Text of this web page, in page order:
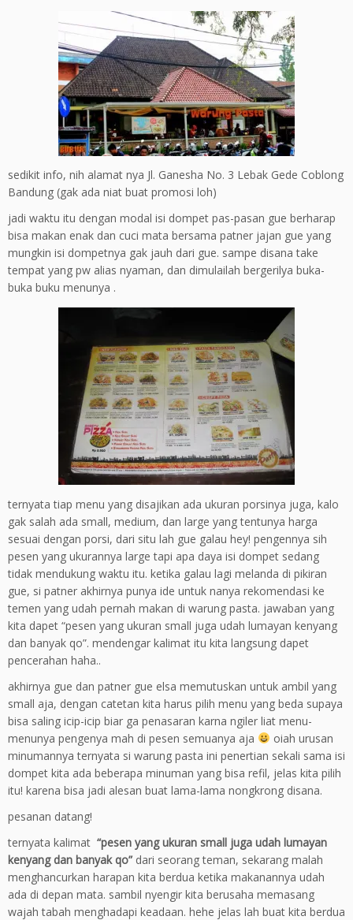
sedikit info, nih alamat nya Jl. Ganesha No. 3 Lebak Gede Coblong
Bandung (gak ada niat buat promosi loh)
jadi waktu itu dengan modal isi dompet pas-pasan gue berharap
bisa makan enak dan cuci mata bersama patner jajan gue yang
mungkin isi dompetnya gak jauh dari gue. sampe disana take
tempat yang pw alias nyaman, dan dimulailah bergerilya buka-
buka buku menunya .
ternyata tiap menu yang disajikan ada ukuran porsinya juga, kalo
gak salah ada small, medium, dan large yang tentunya harga
sesuai dengan porsi, dari situ lah gue galau hey! pengennya sih
pesen yang ukurannya large tapi apa daya isi dompet sedang
tidak mendukung waktu itu. ketika galau lagi melanda di pikiran
gue, si patner akhirnya punya ide untuk nanya rekomendasi ke
temen yang udah pernah makan di warung pasta. jawaban yang
kita dapet “pesen yang ukuran small juga udah lumayan kenyang
dan banyak qo”. mendengar kalimat itu kita langsung dapet
pencerahan haha..
akhirnya gue dan patner gue elsa memutuskan untuk ambil yang
small aja, dengan catetan kita harus pilih menu yang beda supaya
bisa saling icip-icip biar ga penasaran karna ngiler liat menu-
menunya pengenya mah di pesen semuanya aja
oiah urusan
minumannya ternyata si warung pasta ini penertian sekali sama isi
dompet kita ada beberapa minuman yang bisa refil, jelas kita pilih
itu! karena bisa jadi alesan buat lama-lama nongkrong disana.
pesanan datang!
ternyata kalimat “pesen yang ukuran small juga udah lumayan
kenyang dan banyak qo” dari seorang teman, sekarang malah
menghancurkan harapan kita berdua ketika makanannya udah
ada di depan mata. sambil nyengir kita berusaha memasang
wajah tabah menghadapi keadaan. hehe jelas lah buat kita berdua